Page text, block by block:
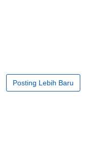
Posting Lebih Baru